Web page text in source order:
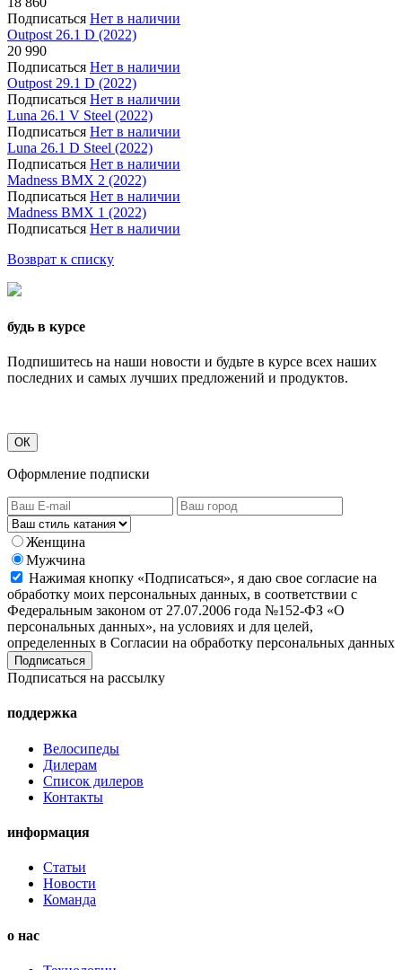
Подписаться Нет в наличии
Outpost 26.1 D (2022)
20 990
Подписаться Нет в наличии
Outpost 29.1 D (2022)
Подписаться Нет в наличии
Luna 26.1 V Steel (2022)
Подписаться Нет в наличии
Luna 26.1 D Steel (2022)
Подписаться Нет в наличии
Madness BMX 2 (2022)
Подписаться Нет в наличии
Madness BMX 1 (2022)
Подписаться Нет в наличии
Возврат к списку
будь в курсе
Подпишитесь на наши новости и будьте в курсе всех наших
последних и самых лучших предложений и продуктов.
ОК
Оформление подписки
Женщина
Мужчина
Нажимая кнопку «Подписаться», я даю свое согласие на
обработку моих персональных данных, в соответствии с
Федеральным законом от 27.07.2006 года №152-ФЗ «О
персональных данных», на условиях и для целей,
определенных в Согласии на обработку персональных данных
Подписаться на рассылку
поддержка
Велосипеды
Дилерам
Список дилеров
Контакты
информация
Статьи
Новости
Команда
о нас